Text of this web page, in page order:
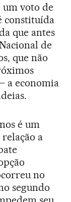
um voto de
constituída
que antes
de
que não
a economia
é um
a
no
segundo